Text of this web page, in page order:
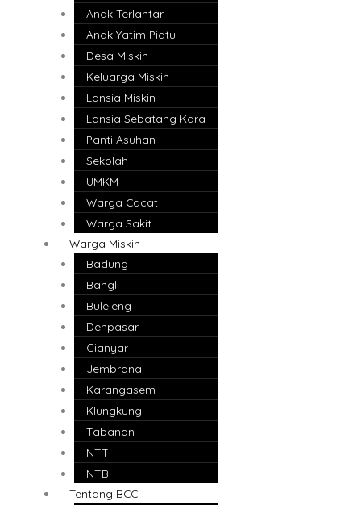
Anak Terlantar
Anak Yatim Piatu
Desa Miskin
Keluarga Miskin
Lansia Miskin
Lansia Sebatang Kara
Panti Asuhan
Sekolah
UMKM
Warga Cacat
Warga Sakit
Warga Miskin
Badung
Bangli
Buleleng
Denpasar
Gianyar
Jembrana
Karangasem
Klungkung
Tabanan
NTT
NTB
Tentang BCC